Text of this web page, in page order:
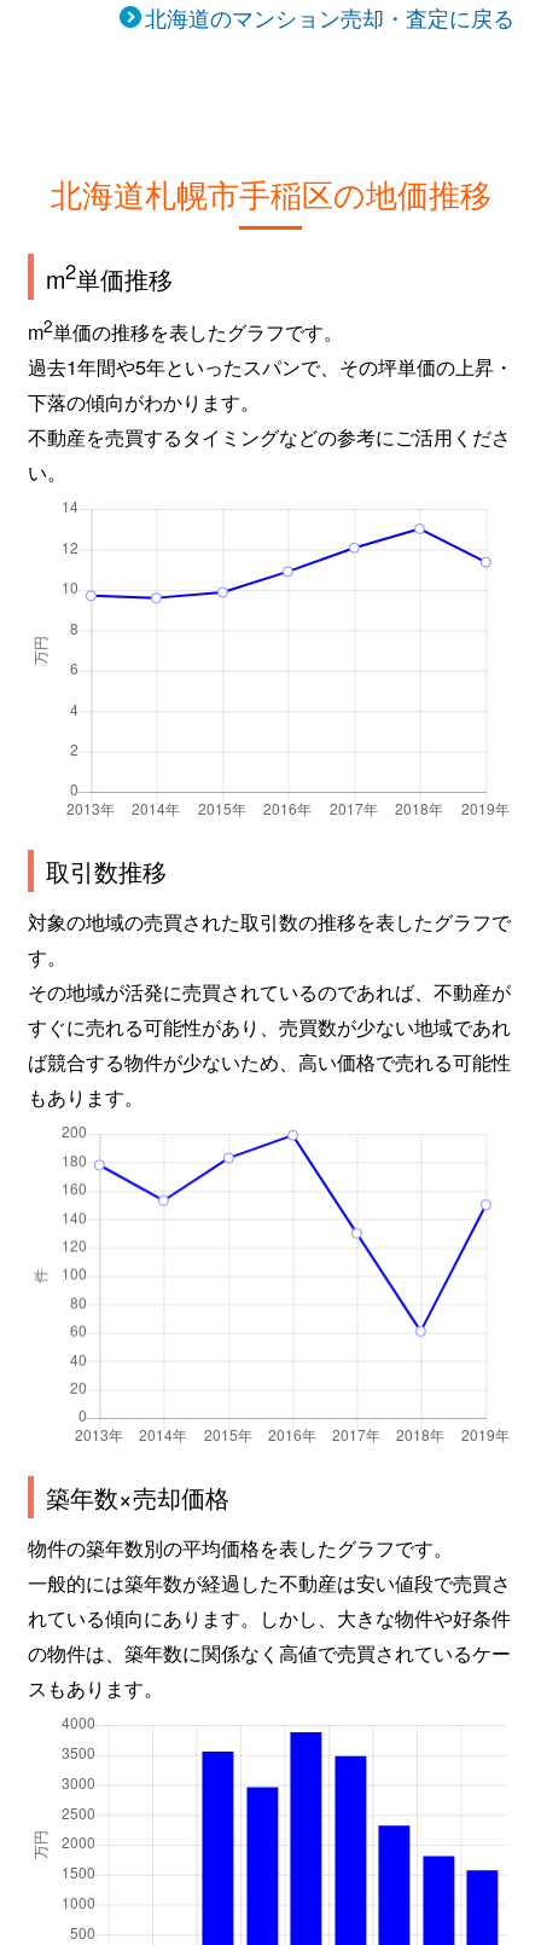
北海道のマンション売却・査定に戻る
北海道札幌市手稲区の地価推移
m2単価推移
m2単価の推移を表したグラフです。
過去1年間や5年といったスパンで、その坪単価の上昇・
下落の傾向がわかります。
不動産を売買するタイミングなどの参考にご活用くださ
い。
取引数推移
対象の地域の売買された取引数の推移を表したグラフで
す。
その地域が活発に売買されているのであれば、不動産が
すぐに売れる可能性があり、売買数が少ない地域であれ
ば競合する物件が少ないため、高い価格で売れる可能性
もあります。
築年数×売却価格
物件の築年数別の平均価格を表したグラフです。
一般的には築年数が経過した不動産は安い値段で売買さ
れている傾向にあります。しかし、大きな物件や好条件
の物件は、築年数に関係なく高値で売買されているケー
スもあります。